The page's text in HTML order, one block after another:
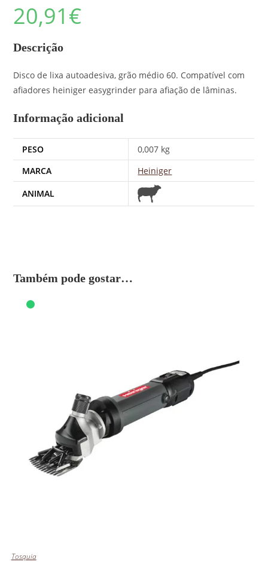
20,91€
Descrição
Disco de lixa autoadesiva, grão médio 60. Compatível com
afiadores heiniger easygrinder para afiação de lâminas.
Informação adicional
PESO
0,007 kg
MARCA
Heiniger
ANIMAL
Também pode gostar…
Tosquia